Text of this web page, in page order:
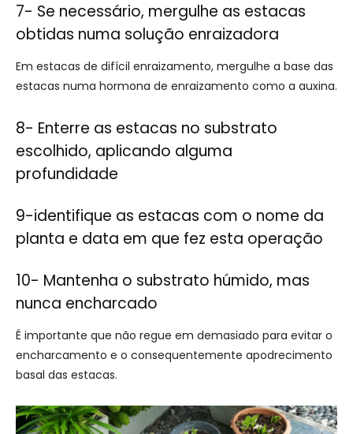
7- Se necessário, mergulhe as estacas
obtidas numa solução enraizadora
Em estacas de difícil enraizamento, mergulhe a base das
estacas numa hormona de enraizamento como a auxina.
8- Enterre as estacas no substrato
escolhido, aplicando alguma
profundidade
9-identifique as estacas com o nome da
planta e data em que fez esta operação
10- Mantenha o substrato húmido, mas
nunca encharcado
É importante que não regue em demasiado para evitar o
encharcamento e o consequentemente apodrecimento
basal das estacas.